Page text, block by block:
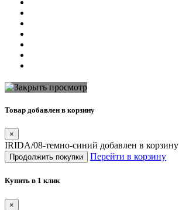
Товар добавлен в корзину
×
IRIDA/08-темно-синий добавлен в корзину
Продолжить покупки Перейти в корзину
Купить в 1 клик
×